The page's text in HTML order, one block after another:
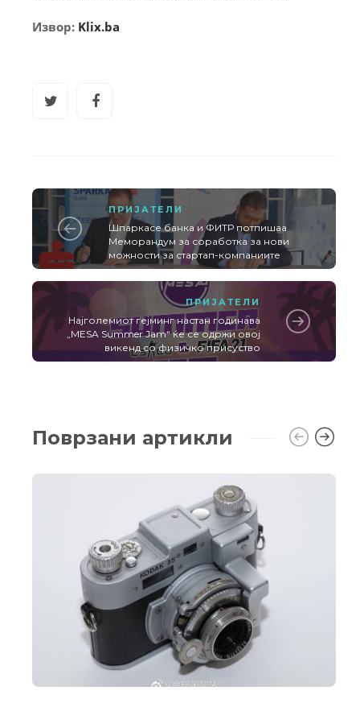
Извор: Klix.ba
ПРИЈАТЕЛИ
Шпаркасе банка и ФИТР потпишаа
Меморандум за соработка за нови
можности за стартап-компаниите
ПРИЈАТЕЛИ
Најголемиот гејминг настан годинава
„MESA Summer Jam“ ќе се одржи овој
викенд со физичко присуство
Поврзани артикли